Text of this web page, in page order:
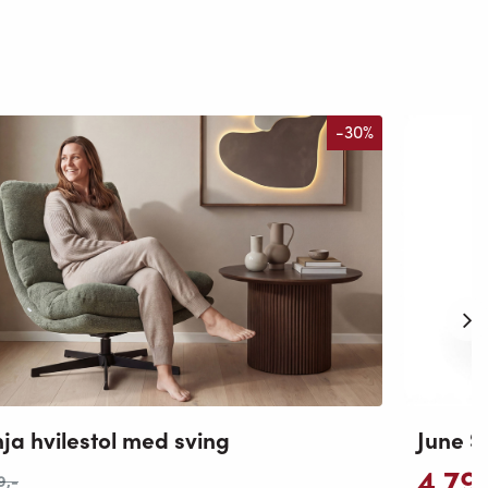
-30%
hvilestol med sving
,-
June